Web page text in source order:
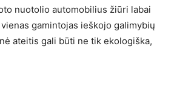
nuotolio automobilius žiūri labai
gamintojas ieškojo galimybių
ateitis gali būti ne tik ekologiška,